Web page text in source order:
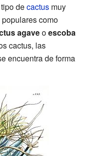
decactus muy
como
agaveoescoba
cactus, las
encuentra de forma